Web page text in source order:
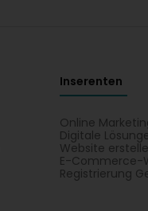
Inserenten
Online
Digitale
Website
E-Commerce-
Registrierung